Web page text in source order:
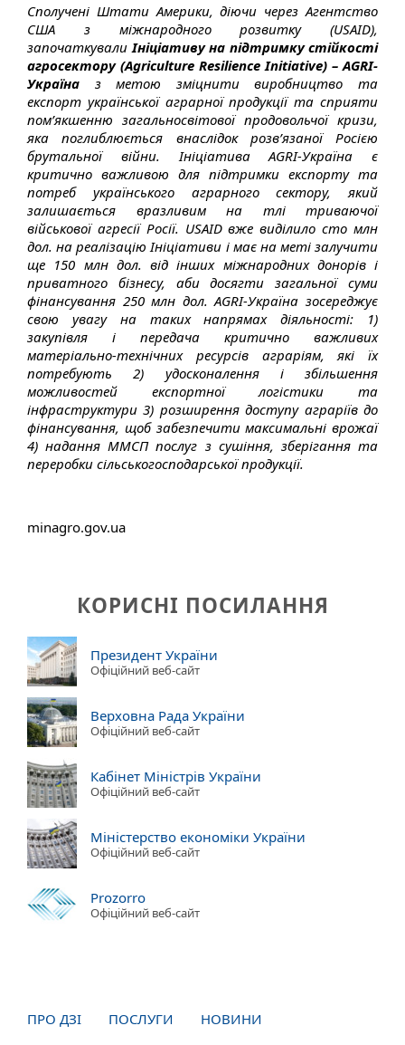
Сполучені Штати Америки, діючи через Агентство
США з міжнародного розвитку (USAID),
започаткували Ініціативу на підтримку стійкості
агросектору (Agriculture Resilience Initiative) – AGRI-
Україна з метою зміцнити виробництво та
експорт української аграрної продукції та сприяти
пом’якшенню загальносвітової продовольчої кризи,
яка поглиблюється внаслідок розв’язаної Росією
брутальної війни. Ініціатива AGRI-Україна є
критично важливою для підтримки експорту та
потреб українського аграрного сектору, який
залишається вразливим на тлі триваючої
військової агресії Росії. USAID вже виділило сто млн
дол. на реалізацію Ініціативи і має на меті залучити
ще 150 млн дол. від інших міжнародних донорів і
приватного бізнесу, аби досягти загальної суми
фінансування 250 млн дол. AGRI-Україна зосереджує
свою увагу на таких напрямах діяльності: 1)
закупівля і передача критично важливих
матеріально-технічних ресурсів аграріям, які їх
потребують 2) удосконалення і збільшення
можливостей експортної логістики та
інфраструктури 3) розширення доступу аграріїв до
фінансування, щоб забезпечити максимальні врожаї
4) надання ММСП послуг з сушіння, зберігання та
переробки сільськогосподарської продукції.
minagro.gov.ua
КОРИСНІ ПОСИЛАННЯ
Президент України
Офіційний веб-сайт
Верховна Рада України
Офіційний веб-сайт
Кабінет Міністрів України
Офіційний веб-сайт
Міністерство економіки України
Офіційний веб-сайт
Prozorro
Офіційний веб-сайт
ПРО ДЗІ ПОСЛУГИ НОВИНИ